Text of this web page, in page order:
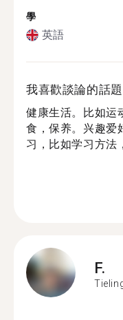
學
英語
我喜歡談論的話題
健康生活。比如运
食，保养。兴趣爱
习，比如学习方法
F.